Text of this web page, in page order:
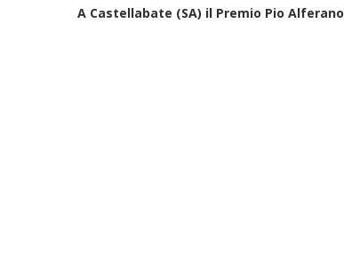
A Castellabate (SA) il Premio Pio Alferano